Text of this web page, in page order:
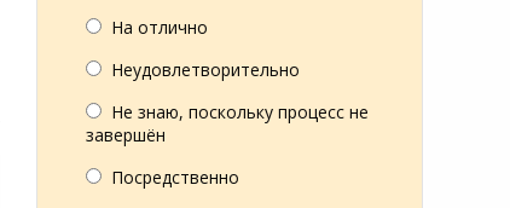
На отлично
Неудовлетворительно
Не знаю, поскольку процесс не
завершён
Посредственно